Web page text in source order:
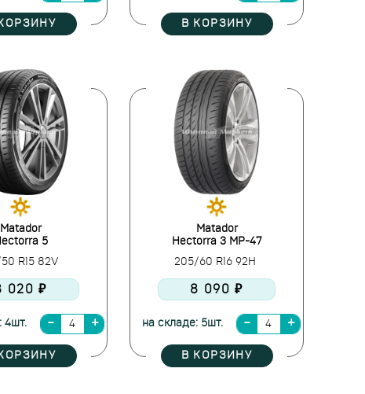
В КОРЗИНУ
Matador
5
50 R15 82V
020 ₽
4шт.
Matador
Hectorra 3 MP-47
205/60 R16 92H
8 090 ₽
на складе: 5шт.
В КОРЗИНУ